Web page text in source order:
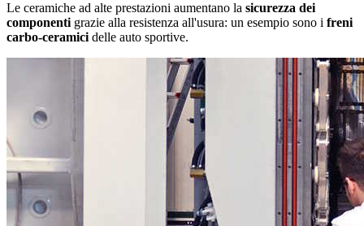
Le ceramiche ad alte prestazioni aumentano la sicurezza dei
componenti grazie alla resistenza all'usura: un esempio sono i freni
carbo-ceramici delle auto sportive.